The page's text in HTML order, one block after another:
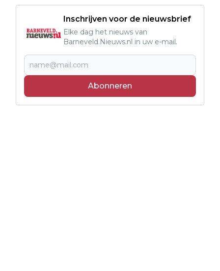
Inschrijven voor de nieuwsbrief
Elke dag het nieuws van
Barneveld.Nieuws.nl in uw e-mail.
Abonneren